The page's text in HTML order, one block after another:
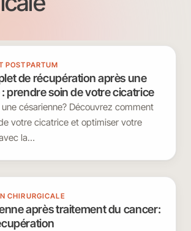
POSTPARTUM
de récupération après une
prendre soin de votre cicatrice
césarienne? Découvrez comment
votre cicatrice et optimiser votre
la…
CHIRURGICALE
après traitement du cancer: